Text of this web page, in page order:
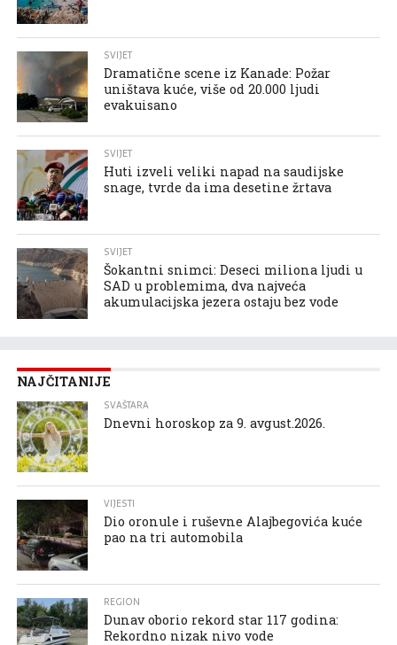
SVIJET
Dramatične scene iz Kanade: Požar
uništava kuće, više od 20.000 ljudi
evakuisano
SVIJET
Huti izveli veliki napad na saudijske
snage, tvrde da ima desetine žrtava
SVIJET
Šokantni snimci: Deseci miliona ljudi u
SAD u problemima, dva najveća
akumulacijska jezera ostaju bez vode
NAJČITANIJE
SVAŠTARA
Dnevni horoskop za 9. avgust.2026.
VIJESTI
Dio oronule i ruševne Alajbegovića kuće
pao na tri automobila
REGION
Dunav oborio rekord star 117 godina:
Rekordno nizak nivo vode